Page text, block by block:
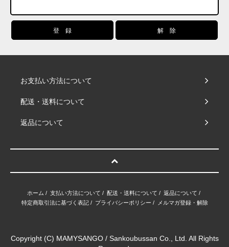
お支払い方法について
配送・送料について
返品について
ホーム / 支払い方法について / 配送・送料について / 返品について /
特定商取引法に基づく表記/ プライバシーポリシー / メルマガ登録・解除
Copyright (C) MAMYSANGO / Sankoubussan Co., Ltd. All Rights